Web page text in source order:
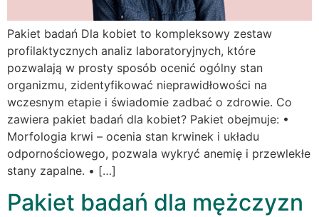
Pakiet badań Dla kobiet to kompleksowy zestaw
profilaktycznych analiz laboratoryjnych, które
pozwalają w prosty sposób ocenić ogólny stan
organizmu, zidentyfikować nieprawidłowości na
wczesnym etapie i świadomie zadbać o zdrowie. Co
zawiera pakiet badań dla kobiet? Pakiet obejmuje: •
Morfologia krwi – ocenia stan krwinek i układu
odpornościowego, pozwala wykryć anemię i przewlekłe
stany zapalne. • […]
Pakiet badań dla mężczyzn